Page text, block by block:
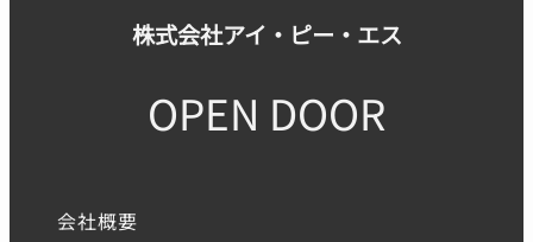
株式会社アイ・ピー・エス
OPEN DOOR
会社概要